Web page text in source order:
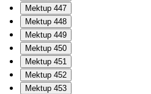
Mektup 447
Mektup 448
Mektup 449
Mektup 450
Mektup 451
Mektup 452
Mektup 453